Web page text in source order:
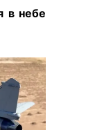
в небе